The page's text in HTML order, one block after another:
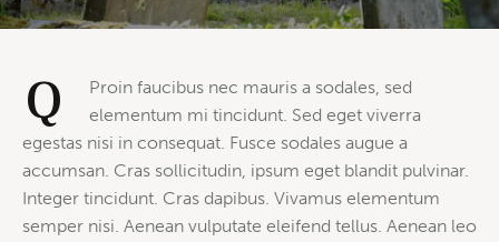
Q
Proin faucibus nec mauris a sodales, sed
elementum mi tincidunt. Sed eget viverra
egestas nisi in consequat. Fusce sodales augue a
accumsan. Cras sollicitudin, ipsum eget blandit pulvinar.
Integer tincidunt. Cras dapibus. Vivamus elementum
semper nisi. Aenean vulputate eleifend tellus. Aenean leo